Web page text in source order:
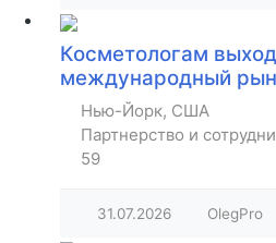
Косметологам
международный
Нью-Йорк, США
Партнерство и
59
31.07.2026 OlegPro